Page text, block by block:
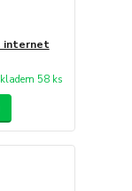
internet
58 ks